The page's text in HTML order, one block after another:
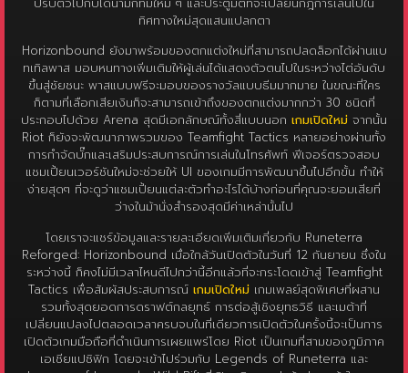
Horizonbound ยังมาพร้อมของตกแต่งใหม่ที่สามารถปลดล็อกได้ผ่านแบ
ขึ้นสู่ชัยชนะ พาสแบบฟรีจะมอบของรางวัลแบบธีมมากมาย ในขณะที่ใคร
ก็ตามที่เลือกเสียเงินก็จะสามารถเข้าถึงของตกแต่งมากกว่า 30 ชนิดที่
ประกอบไปด้วย Arena สุดมีเอกลักษณ์ทั้งสี่แบบนอกเกมเปิดใหม่จากนั้น
Riot ก็ยังจะพัฒนาภาพรวมของ Teamfight Tactics หลายอย่างผ่านทั้ง
การกำจัดบั๊กและเสริมประสบการณ์การเล่นในโทรศัพท์ ฟีเจอร์ตรวจสอบ
แชมเปี้ยนเวอร์ชันใหม่จะช่วยให้ UI ของเกมมีการพัฒนาขึ้นไปอีกขั้น ทำให้
ง่ายสุดๆ ที่จะดูว่าแชมเปี้ยนแต่ละตัวทำอะไรได้บ้างก่อนที่คุณจะยอมเสียที่
ว่างในม้านั่งสำรองสุดมีค่าเหล่านั้นไป
โดยเราจะแชร์ข้อมูลและรายละเอียดเพิ่มเติมเกี่ยวกับ Runeterra
ระหว่างนี้ ก็คงไม่มีเวลาไหนดีไปกว่านี้อีกแล้วที่จะกระโดดเข้าสู่ Teamfight
Tactics เพื่อสัมผัสประสบการณ์เกมเปิดใหม่เกมเพลย์สุดพิเศษที่ผสาน
รวมทั้งสุดยอดการดราฟต์กลยุทธ์ การต่อสู้เชิงยุทธวิธี และเมต้าที่
เปลี่ยนแปลงไปตลอดเวลาครบจบในที่เดียวการเปิดตัวในครั้งนี้จะเป็นการ
เปิดตัวเกมมือถือที่ดำเนินการเผยแพร่โดย Riot เป็นเกมที่สามของภูมิภาค
เอเชียแปซิฟิก โดยจะเข้าไปร่วมกับ Legends of Runeterra และ
League of Legends: Wild Rift ที่เปิดบริการอยู่แล้วก่อนหน้าในฐานะ
รายชื่อเกมมือถือชั้นนำที่มีเสถียรภาพ